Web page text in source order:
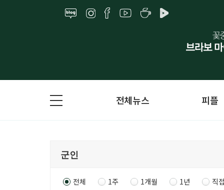
전체뉴스 피플
전체 1주 1개월 1년 직